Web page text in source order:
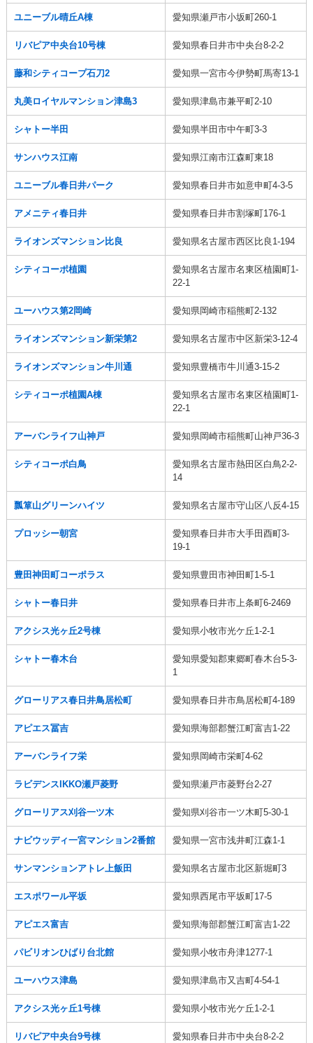
ユニーブル晴丘A棟 愛知県瀬戸市小坂町260-1
リバピア中央台10号棟 愛知県春日井市中央台8-2-2
藤和シティコープ石刀2 愛知県一宮市今伊勢町馬寄13-1
丸美ロイヤルマンション津島3 愛知県津島市兼平町2-10
シャトー半田 愛知県半田市中午町3-3
サンハウス江南 愛知県江南市江森町東18
ユニーブル春日井パーク 愛知県春日井市如意申町4-3-5
アメニティ春日井 愛知県春日井市割塚町176-1
ライオンズマンション比良 愛知県名古屋市西区比良1-194
シティコーポ植園
愛知県名古屋市名東区植園町1-
22-1
ユーハウス第2岡崎 愛知県岡崎市稲熊町2-132
ライオンズマンション新栄第2 愛知県名古屋市中区新栄3-12-4
ライオンズマンション牛川通 愛知県豊橋市牛川通3-15-2
シティコーポ植園A棟
愛知県名古屋市名東区植園町1-
22-1
アーバンライフ山神戸 愛知県岡崎市稲熊町山神戸36-3
シティコーポ白鳥
愛知県名古屋市熱田区白鳥2-2-
14
瓢箪山グリーンハイツ 愛知県名古屋市守山区八反4-15
プロッシー朝宮
愛知県春日井市大手田酉町3-
19-1
豊田神田町コーポラス 愛知県豊田市神田町1-5-1
シャトー春日井 愛知県春日井市上条町6-2469
アクシス光ヶ丘2号棟 愛知県小牧市光ケ丘1-2-1
シャトー春木台
愛知県愛知郡東郷町春木台5-3-
1
グローリアス春日井鳥居松町 愛知県春日井市鳥居松町4-189
アピエス冨吉 愛知県海部郡蟹江町富吉1-22
アーバンライフ栄 愛知県岡崎市栄町4-62
ラビデンスIKKO瀬戸菱野 愛知県瀬戸市菱野台2-27
グローリアス刈谷一ツ木 愛知県刈谷市一ツ木町5-30-1
ナビウッディ一宮マンション2番館 愛知県一宮市浅井町江森1-1
サンマンションアトレ上飯田 愛知県名古屋市北区新堀町3
エスポワール平坂 愛知県西尾市平坂町17-5
アピエス富吉 愛知県海部郡蟹江町富吉1-22
パビリオンひばり台北館 愛知県小牧市舟津1277-1
ユーハウス津島 愛知県津島市又吉町4-54-1
アクシス光ヶ丘1号棟 愛知県小牧市光ケ丘1-2-1
リバピア中央台9号棟 愛知県春日井市中央台8-2-2